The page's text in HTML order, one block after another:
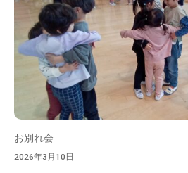
お別れ会
2026年3月10日